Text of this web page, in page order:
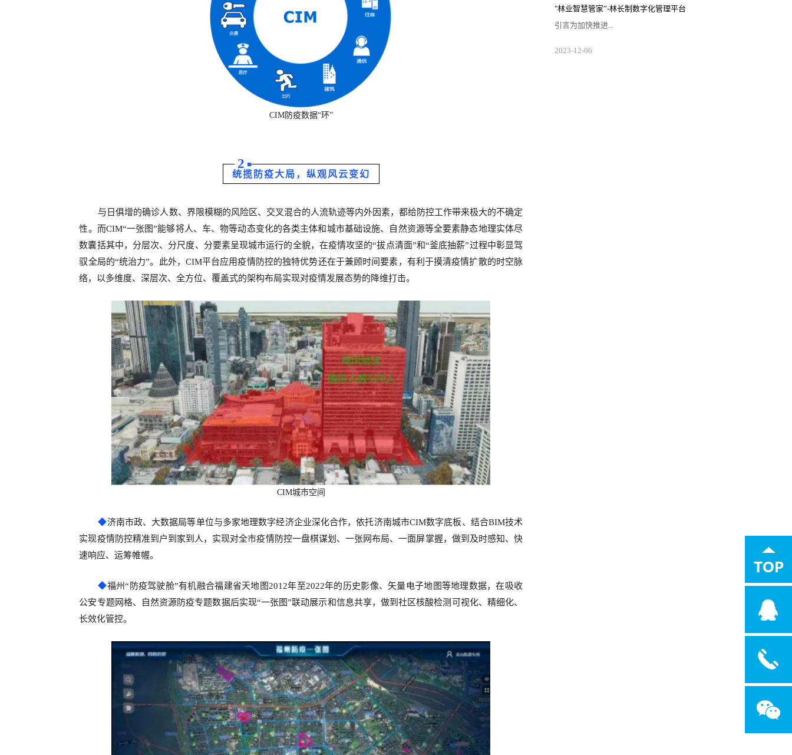
CIM防疫数据“环”
2
统揽防疫大局，纵观风云变幻
与日俱增的确诊人数、界限模糊的风险区、交叉混合的人流轨迹等内外因素，都给防控工作带来极大的不确定
性。而CIM“一张图”能够将人、车、物等动态变化的各类主体和城市基础设施、自然资源等全要素静态地理实体尽
数囊括其中，分层次、分尺度、分要素呈现城市运行的全貌，在疫情攻坚的“拔点清面”和“釜底抽薪”过程中彰显驾
驭全局的“统治力”。此外，CIM平台应用疫情防控的独特优势还在于兼顾时间要素，有利于摸清疫情扩散的时空脉
络，以多维度、深层次、全方位、覆盖式的架构布局实现对疫情发展态势的降维打击。
CIM城市空间
◆济南市政、大数据局等单位与多家地理数字经济企业深化合作，依托济南城市CIM数字底板、结合BIM技术
实现疫情防控精准到户到家到人，实现对全市疫情防控一盘棋谋划、一张网布局、一面屏掌握，做到及时感知、快
速响应、运筹帷幄。
◆福州“防疫驾驶舱”有机融合福建省天地图2012年至2022年的历史影像、矢量电子地图等地理数据，在吸收
公安专题网格、自然资源防疫专题数据后实现“一张图”联动展示和信息共享，做到社区核酸检测可视化、精细化、
长效化管控。
体推进农用地整治、建设用地整治、人居环境
改善、生态保护修复、特色资源保护与开发、
乡村产业发展，优化生产、生活、生态格局，
强化要素保障，支撑城乡高质量发展和区域协
"林业智慧管家”-林长制数字化管理平台
引言为加快推进...
生态文明和美丽中国建设，国家全面推行了以
保护发展森林草原资源为目标，以压实地方党
2023-12-06